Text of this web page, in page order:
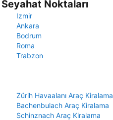
Noktaları
Izmir
Ankara
Bodrum
Roma
Trabzon
Zürih Havaalanı Araç Kiralama
Bachenbulach Araç Kiralama
Schinznach Araç Kiralama